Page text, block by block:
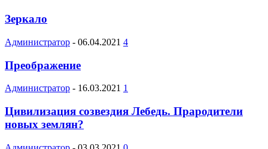
Зеркало
Администратор - 06.04.2021 4
Преображение
Администратор - 16.03.2021 1
Цивилизация созвездия Лебедь. Прародители
новых землян?